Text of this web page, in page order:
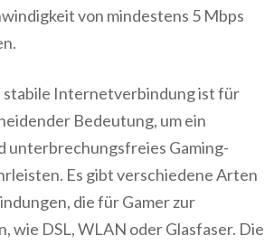
von mindestens 5 Mbps
stabile Internetverbindung ist für
Bedeutung, um ein
unterbrechungsfreies Gaming-
Es gibt verschiedene Arten
die für Gamer zur
wie DSL, WLAN oder Glasfaser. Die